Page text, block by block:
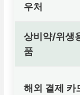
우처
상비약/위생
품
해외 결제 카